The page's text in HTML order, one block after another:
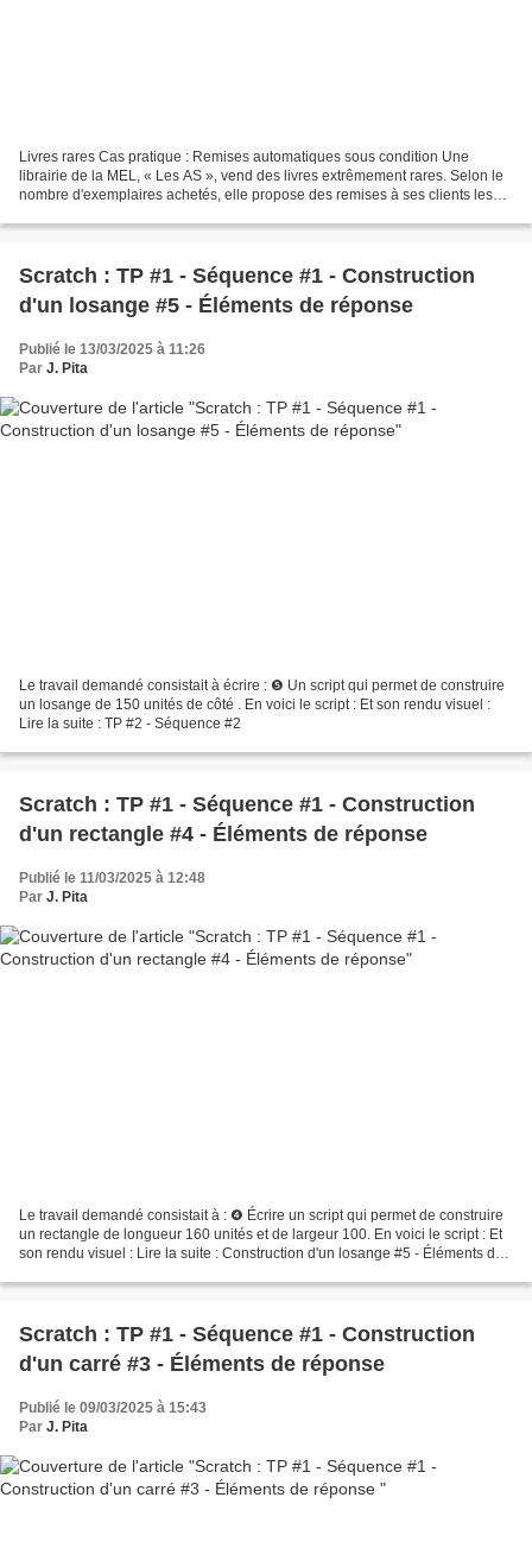
Livres rares Cas pratique : Remises automatiques sous condition Une
librairie de la MEL, « Les AS », vend des livres extrêmement rares. Selon le
nombre d'exemplaires achetés, elle propose des remises à ses clients les
Scratch : TP #1 - Séquence #1 - Construction
d'un losange #5 - Éléments de réponse
Publié le 13/03/2025 à 11:26
Par J. Pita
Le travail demandé consistait à écrire : ❺ Un script qui permet de construire
un losange de 150 unités de côté . En voici le script : Et son rendu visuel :
Lire la suite : TP #2 - Séquence #2
Scratch : TP #1 - Séquence #1 - Construction
d'un rectangle #4 - Éléments de réponse
Publié le 11/03/2025 à 12:48
Par J. Pita
Le travail demandé consistait à : ❹ Écrire un script qui permet de construire
un rectangle de longueur 160 unités et de largeur 100. En voici le script : Et
son rendu visuel : Lire la suite : Construction d'un losange #5 - Éléments de
Scratch : TP #1 - Séquence #1 - Construction
d'un carré #3 - Éléments de réponse
Publié le 09/03/2025 à 15:43
Par J. Pita